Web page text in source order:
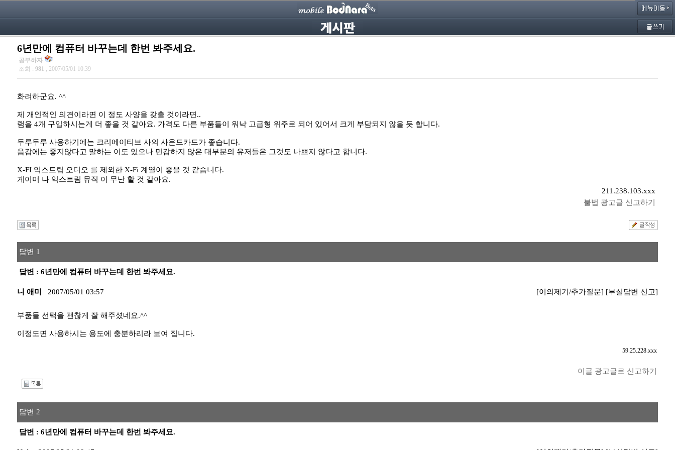
6년만에 컴퓨터 바꾸는데 한번 봐주세요.
공부하자
조회 : 981 , 2007/05/01 10:39
화려하군요. ^^
제 개인적인 의견이라면 이 정도 사양을 갖출 것이라면..
램을 4개 구입하시는게 더 좋을 것 같아요. 가격도 다른 부품들이 워낙 고급형 위주로 되어 있어서 크게 부담되지 않을 듯 합니다.
두루두루 사용하기에는 크리에이티브 사의 사운드카드가 좋습니다.
음감에는 좋지않다고 말하는 이도 있으나 민감하지 않은 대부분의 유저들은 그것도 나쁘지 않다고 합니다.
X-FI 익스트림 오디오 를 제외한 X-Fi 계열이 좋을 것 같습니다.
게이머 나 익스트림 뮤직 이 무난 할 것 같아요.
211.238.103.xxx
불법 광고글 신고하기
답변 1
답변 : 6년만에 컴퓨터 바꾸는데 한번 봐주세요.
니 애미 2007/05/01 03:57 [이의제기/추가질문] [부실답변 신고]
부품들 선택을 괜찮게 잘 해주셨네요.^^
이정도면 사용하시는 용도에 충분하리라 보여 집니다.
59.25.228.xxx
이글 광고글로 신고하기
답변 2
답변 : 6년만에 컴퓨터 바꾸는데 한번 봐주세요.